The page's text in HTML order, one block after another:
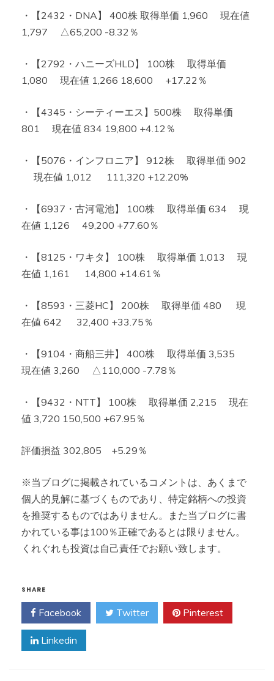
・【2432・DNA】 400株 取得単価 1,960 現在値
1,797 △65,200 -8.32％
・【2792・ハニーズHLD】 100株 取得単価
1,080 現在値 1,266 18,600 +17.22％
・【4345・シーティーエス】500株 取得単価
801 現在値 834 19,800 +4.12％
・【5076・インフロニア】 912株 取得単価 902
現在値 1,012 111,320 +12.20%
・【6937・古河電池】 100株 取得単価 634 現
在値 1,126 49,200 +77.60％
・【8125・ワキタ】 100株 取得単価 1,013 現
在値 1,161 14,800 +14.61％
・【8593・三菱HC】 200株 取得単価 480 現
在値 642 32,400 +33.75％
・【9104・商船三井】 400株 取得単価 3,535
現在値 3,260 △110,000 -7.78％
・【9432・NTT】 100株 取得単価 2,215 現在
値 3,720 150,500 +67.95％
評価損益 302,805 +5.29％
※当ブログに掲載されているコメントは、あくまで
個人的見解に基づくものであり、特定銘柄への投資
を推奨するものではありません。また当ブログに書
かれている事は100％正確であるとは限りません。
くれぐれも投資は自己責任でお願い致します。
SHARE
Facebook Twitter Pinterest
Linkedin